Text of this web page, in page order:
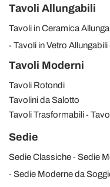
Tavoli Allungabili
Tavoli in Ceramica
Tavoli in Vetro Allungabili
Tavoli Moderni
Tavoli Rotondi
Tavolini da Salotto
Tavoli Trasformabili
Sedie
Sedie Classiche
Sedie
Sedie Moderne da